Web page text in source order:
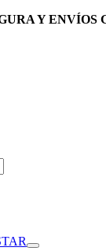
Y ENVÍOS